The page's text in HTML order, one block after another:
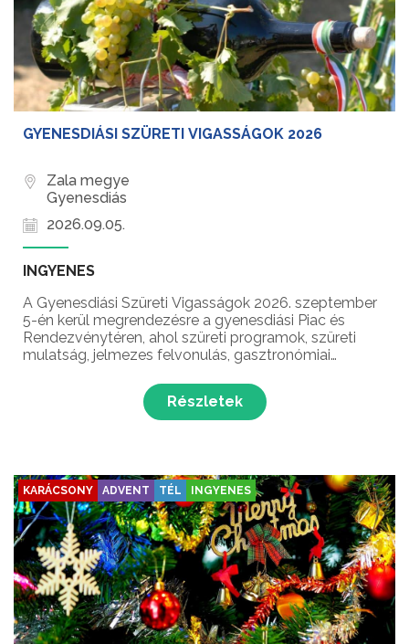
GYENESDIÁSI SZÜRETI VIGASSÁGOK 2026
Zala megye
Gyenesdiás
2026.09.05.
INGYENES
A Gyenesdiási Szüreti Vigasságok 2026. szeptember
5-én kerül megrendezésre a gyenesdiási Piac és
Rendezvénytéren, ahol szüreti programok, szüreti
mulatság, jelmezes felvonulás, gasztronómiai
a látogatókat Gyenesdiás népszerű őszi
Részletek
KARÁCSONY ADVENT TÉL INGYENES